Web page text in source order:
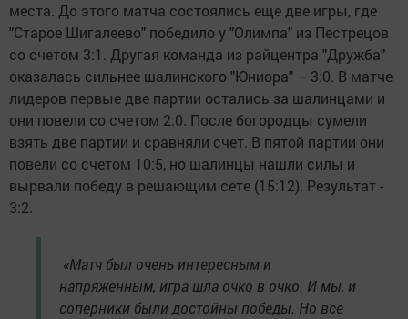
места. До этого матча состоялись еще две игры, где
"Старое Шигалеево" победило у "Олимпа" из Пестрецов
со счетом 3:1. Другая команда из райцентра "Дружба"
оказалась сильнее шалинского "Юниора" – 3:0. В матче
лидеров первые две партии остались за шалинцами и
они повели со счетом 2:0. После богородцы сумели
взять две партии и сравняли счет. В пятой партии они
повели со счетом 10:5, но шалинцы нашли силы и
вырвали победу в решающим сете (15:12). Результат -
3:2.
«Матч был очень интересным и
напряженным, игра шла очко в очко. И мы, и
соперники были достойны победы. Но все